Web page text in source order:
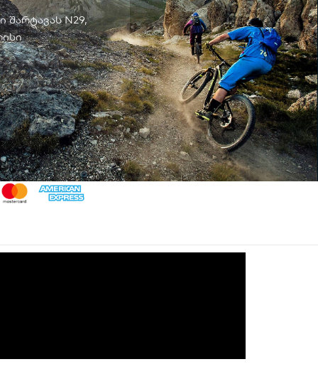
შარტავას N29,